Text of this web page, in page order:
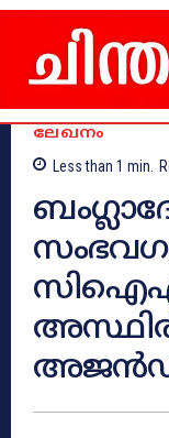
ലേഖനം
Less than 1 min.